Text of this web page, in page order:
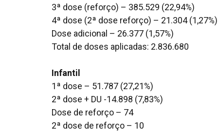
3ª dose (reforço) – 385.529 (22,94%)
4ª dose (2ª dose reforço) – 21.304 (1,27%)
Dose adicional – 26.377 (1,57%)
Total de doses aplicadas: 2.836.680
Infantil
1ª dose – 51.787 (27,21%)
2ª dose + DU -14.898 (7,83%)
Dose de reforço – 74
2ª dose de reforço – 10